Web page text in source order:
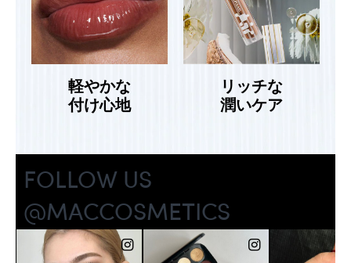
軽やかな
付け心地
リッチな
潤いケア